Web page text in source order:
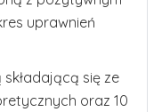
uprawnień
się ze
oraz 10